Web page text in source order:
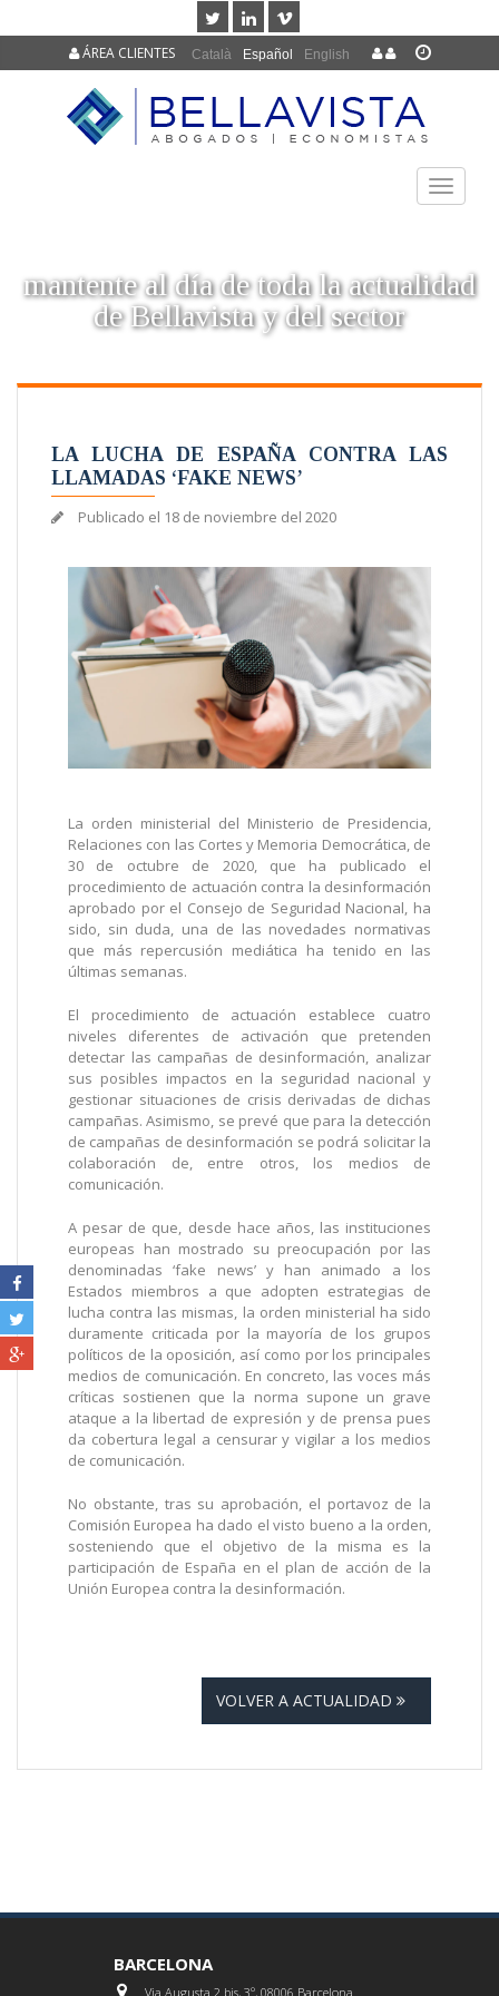
Català Español English
ÁREA CLIENTES
TOGGLE
mantente al día de toda la actualidad
de Bellavista y del sector
LA LUCHA DE ESPAÑA CONTRA LAS
LLAMADAS ‘FAKE NEWS’
Publicado el 18 de noviembre del 2020
La orden ministerial del Ministerio de Presidencia,
Relaciones con las Cortes y Memoria Democrática, de
30 de octubre de 2020, que ha publicado el
procedimiento de actuación contra la desinformación
aprobado por el Consejo de Seguridad Nacional, ha
sido, sin duda, una de las novedades normativas
que más repercusión mediática ha tenido en las
últimas semanas.
El procedimiento de actuación establece cuatro
niveles diferentes de activación que pretenden
detectar las campañas de desinformación, analizar
sus posibles impactos en la seguridad nacional y
gestionar situaciones de crisis derivadas de dichas
campañas. Asimismo, se prevé que para la detección
de campañas de desinformación se podrá solicitar la
colaboración de, entre otros, los medios de
comunicación.
A pesar de que, desde hace años, las instituciones
europeas han mostrado su preocupación por las
denominadas ‘fake news’ y han animado a los
Estados miembros a que adopten estrategias de
lucha contra las mismas, la orden ministerial ha sido
duramente criticada por la mayoría de los grupos
políticos de la oposición, así como por los principales
medios de comunicación. En concreto, las voces más
críticas sostienen que la norma supone un grave
ataque a la libertad de expresión y de prensa pues
da cobertura legal a censurar y vigilar a los medios
de comunicación.
No obstante, tras su aprobación, el portavoz de la
Comisión Europea ha dado el visto bueno a la orden,
sosteniendo que el objetivo de la misma es la
participación de España en el plan de acción de la
Unión Europea contra la desinformación.
VOLVER A ACTUALIDAD
BARCELONA
Via Augusta 2 bis, 3º, 08006 Barcelona